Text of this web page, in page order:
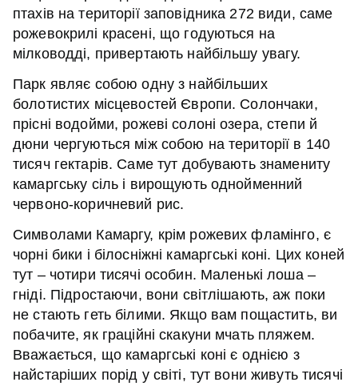
птахів на території заповідника 272 види, саме
рожевокрилі красені, що годуються на
мілководді, привертають найбільшу увагу.
Парк являє собою одну з найбільших
болотистих місцевостей Європи. Солончаки,
прісні водойми, рожеві солоні озера, степи й
дюни чергуються між собою на території в 140
тисяч гектарів. Саме тут добувають знамениту
камаргську сіль і вирощують однойменний
червоно-коричневий рис.
Символами Камаргу, крім рожевих фламінго, є
чорні бики і білосніжні камаргські коні. Цих коней
тут – чотири тисячі особин. Маленькі лоша –
гніді. Підростаючи, вони світлішають, аж поки
не стають геть білими. Якщо вам пощастить, ви
побачите, як граційні скакуни мчать пляжем.
Вважається, що камаргські коні є однією з
найстаріших порід у світі, тут вони живуть тисячі